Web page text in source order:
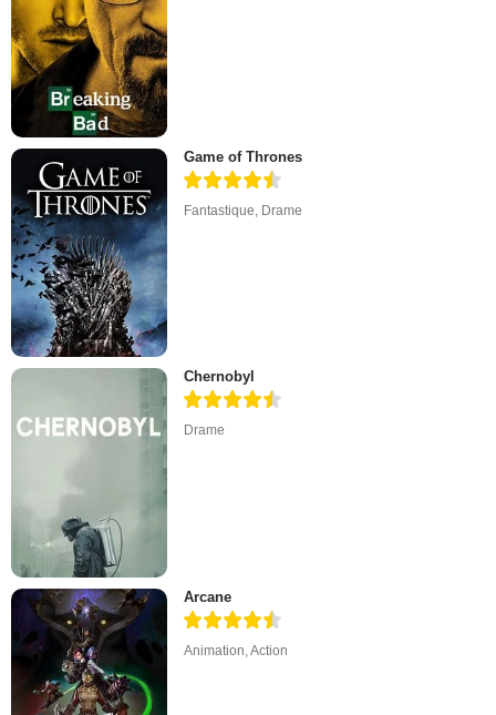
Game of Thrones
Fantastique, Drame
Chernobyl
Drame
Arcane
Animation ,Action